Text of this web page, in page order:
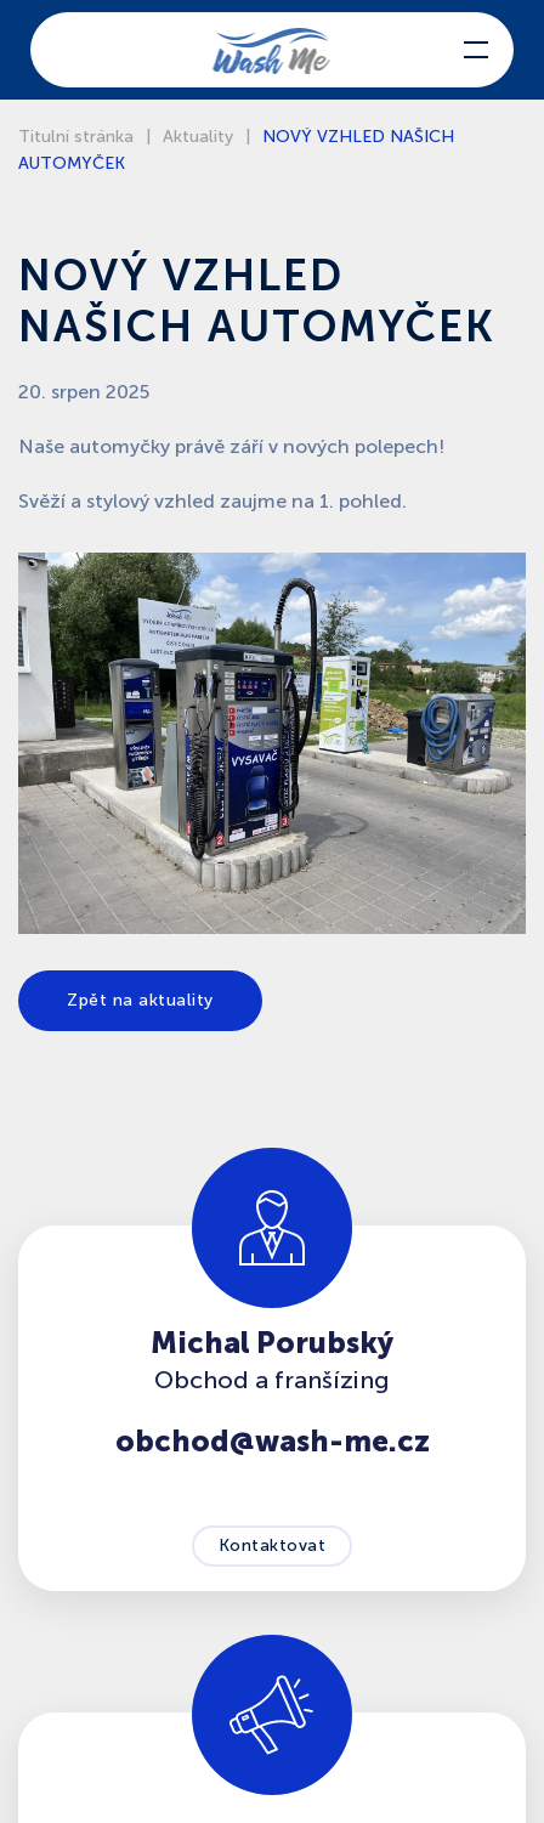
Skip to main content
Titulní stránka Aktuality
NOVÝ VZHLED NAŠICH
AUTOMYČEK
NOVÝ VZHLED
NAŠICH AUTOMYČEK
20. srpen 2025
Naše automyčky právě září v nových polepech!
Svěží a stylový vzhled zaujme na 1. pohled.
Zpět na aktuality
Michal Porubský
Obchod a franšízing
obchod@wash-me.cz
Kontaktovat